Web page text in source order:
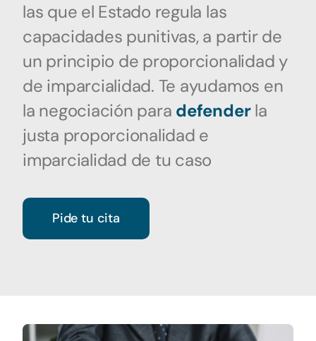
las que el Estado regula las
capacidades punitivas, a partir de
un principio de proporcionalidad y
de imparcialidad. Te ayudamos en
la negociación para defenderla
justa proporcionalidad e
imparcialidad de tu caso
Pide tu cita